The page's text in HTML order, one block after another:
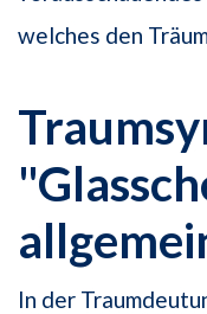
welches den
In der